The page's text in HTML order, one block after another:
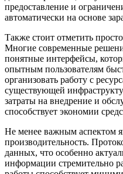
предоставление и
автоматически на основе
Также стоит отметить
Многие современные
понятные интерфейсы,
опытным пользователям
организовать работу с
существующей
затраты на внедрение и
способствует экономии
Не менее важным аспектом
производительность.
данных, что особенно
информации стремительно